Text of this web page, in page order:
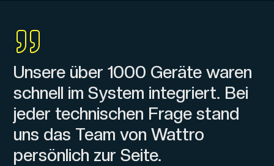
Unsere über 1000 Geräte waren
schnell im System integriert. Bei
jeder technischen Frage stand
uns das Team von Wattro
persönlich zur Seite.